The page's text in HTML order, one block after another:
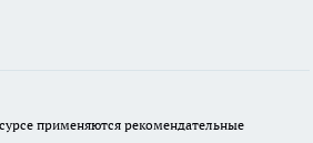
применяются рекомендательные